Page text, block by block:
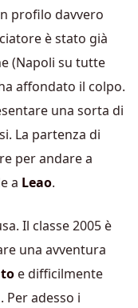
profilo davvero
è stato già
(Napoli su tutte
affondato il colpo.
una sorta di
La partenza di
per andare a
a Leao.
Il classe 2005 è
una avventura
e difficilmente
. Per adesso i